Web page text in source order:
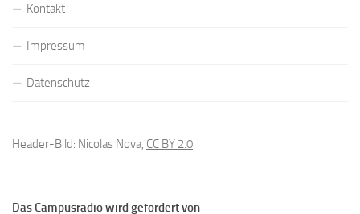
Kontakt
Impressum
Datenschutz
Header-Bild: Nicolas Nova, CC BY 2.0
Das Campusradio wird gefördert von